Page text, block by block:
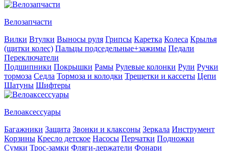
Велозапчасти
Вилки Втулки Выносы руля Грипсы Каретка Колеса Крылья
(щитки колес) Пальцы подседельные+зажимы Педали
Переключатели
Подшипники Покрышки Рамы Рулевые колонки Рули Ручки
тормоза Седла Тормоза и колодки Трещетки и кассеты Цепи
Шатуны Шифтеры
Велоаксессуары
Багажники Защита Звонки и клаксоны Зеркала Инструмент
Корзины Кресло детское Насосы Перчатки Подножки
Сумки Трос-замки Фляги-держатели Фонари